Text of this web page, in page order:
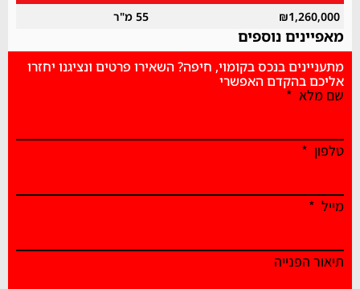
₪1,260,000
55 מ"ר
מאפיינים נוספים
מתעניינים בנכס בקומוי, חיפה? השאירו פרטים ונציגנו יחזרו
אליכם בהקדם האפשרי
שם מלא
טלפון
מייל
תיאור הפנייה